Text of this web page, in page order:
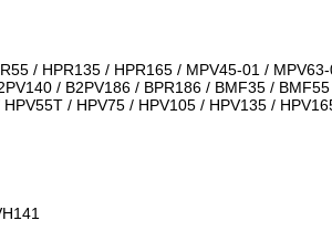
/ HPR135 / HPR165 / MPV45-01 /
/ B2PV186 / BPR186 / BMF35 /
/ HPV75 / HPV105 / HPV135 /